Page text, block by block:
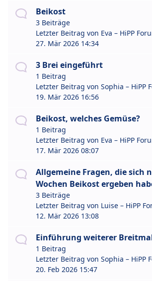
Beikost
3 Beiträge
Letzter Beitrag von Eva – HiPP
27. Mär 2026 14:34
3 Brei eingeführt
1 Beitrag
Letzter Beitrag von Sophia – HiPP
19. Mär 2026 16:56
Beikost, welches Gemüse?
1 Beitrag
Letzter Beitrag von Eva – HiPP
17. Mär 2026 08:07
Allgemeine Fragen, die sich
Wochen Beikost ergeben
3 Beiträge
Letzter Beitrag von Luise – HiPP
12. Mär 2026 13:08
Einführung weiterer
1 Beitrag
Letzter Beitrag von Sophia – HiPP
20. Feb 2026 15:47